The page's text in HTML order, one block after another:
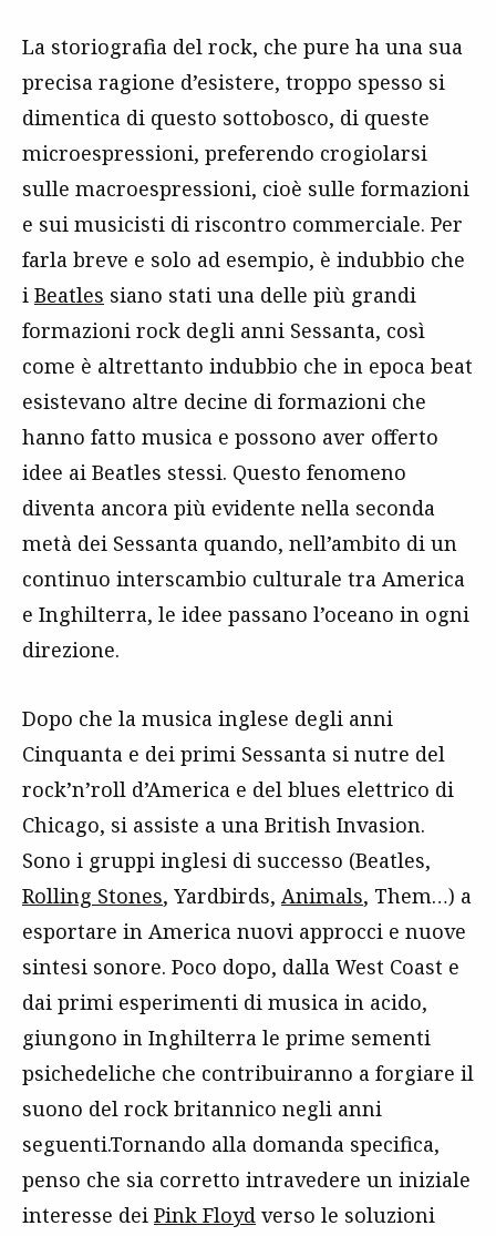
La storiografia del rock, che pure ha una sua
precisa ragione d’esistere, troppo spesso si
dimentica di questo sottobosco, di queste
microespressioni, preferendo crogiolarsi
sulle macroespressioni, cioè sulle formazioni
e sui musicisti di riscontro commerciale. Per
farla breve e solo ad esempio, è indubbio che
i Beatles siano stati una delle più grandi
formazioni rock degli anni Sessanta, così
come è altrettanto indubbio che in epoca beat
esistevano altre decine di formazioni che
hanno fatto musica e possono aver offerto
idee ai Beatles stessi. Questo fenomeno
diventa ancora più evidente nella seconda
metà dei Sessanta quando, nell’ambito di un
continuo interscambio culturale tra America
e Inghilterra, le idee passano l’oceano in ogni
direzione.
Dopo che la musica inglese degli anni
Cinquanta e dei primi Sessanta si nutre del
rock’n’roll d’America e del blues elettrico di
Chicago, si assiste a una British Invasion.
Sono i gruppi inglesi di successo (Beatles,
Rolling Stones, Yardbirds, Animals, Them…) a
esportare in America nuovi approcci e nuove
sintesi sonore. Poco dopo, dalla West Coast e
dai primi esperimenti di musica in acido,
giungono in Inghilterra le prime sementi
psichedeliche che contribuiranno a forgiare il
suono del rock britannico negli anni
seguenti.Tornando alla domanda specifica,
penso che sia corretto intravedere un iniziale
interesse dei Pink Floyd verso le soluzioni